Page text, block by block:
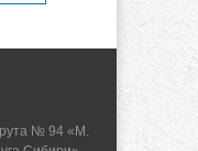
№ 94 «М.